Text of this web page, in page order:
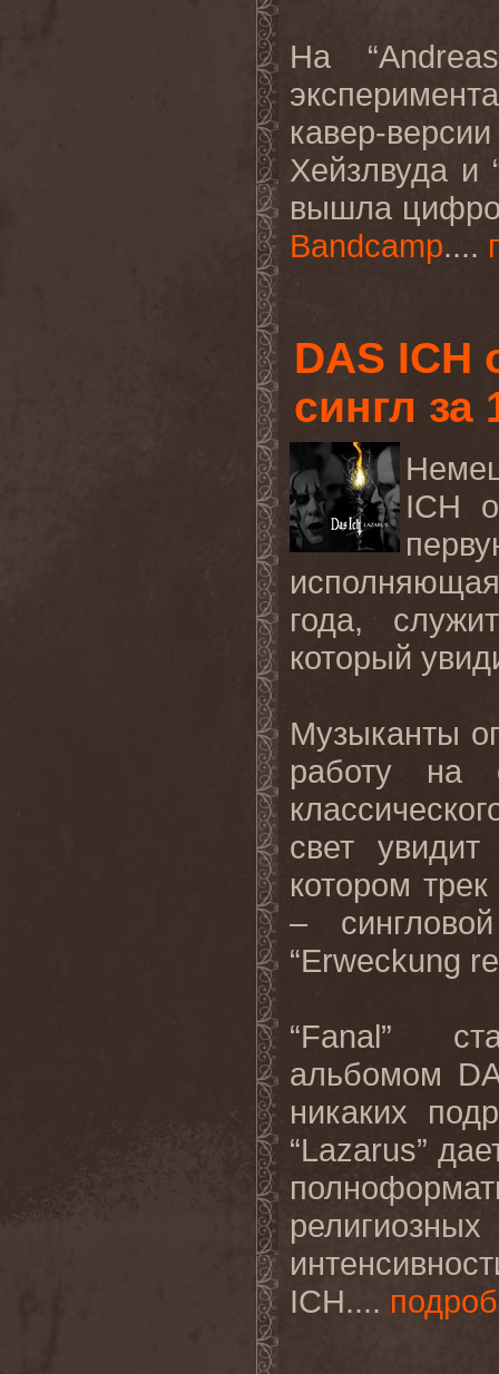
На “Andreas
кавер-
Хейзлвуда и
вышла
Bandcamp....
DAS ICH
сингл за
ICH
года,
который
Музыканты
работу на
свет
котором
–
“Erweckung
“Fanal”
альбомом
никаких
“Lazarus”
ICH....